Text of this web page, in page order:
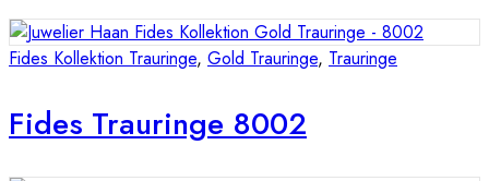
Fides Kollektion Trauringe, Gold Trauringe, Trauringe
Fides Trauringe 8002